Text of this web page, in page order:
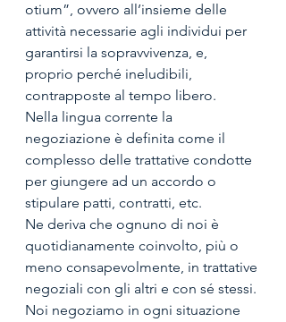
otium”, ovvero all’insieme delle
attività necessarie agli individui per
garantirsi la sopravvivenza, e,
proprio perché ineludibili,
contrapposte al tempo libero.
Nella lingua corrente la
negoziazione è definita come il
complesso delle trattative condotte
per giungere ad un accordo o
stipulare patti, contratti, etc.
Ne deriva che ognuno di noi è
quotidianamente coinvolto, più o
meno consapevolmente, in trattative
negoziali con gli altri e con sé stessi.
Noi negoziamo in ogni situazione